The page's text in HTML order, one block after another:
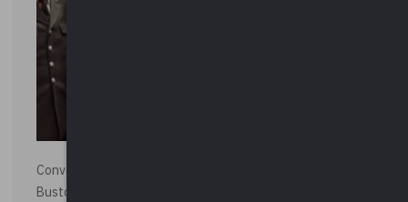
Convegno “La Polizia Locale per la sicurezza della città”,
Busto Arsizio